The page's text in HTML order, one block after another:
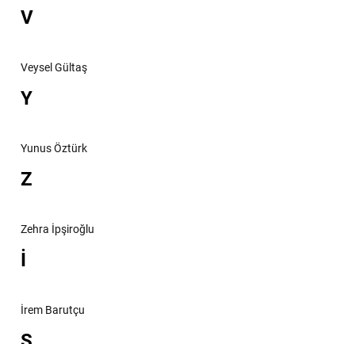
V
Veysel Gültaş
Y
Yunus Öztürk
Z
Zehra İpşiroğlu
İ
İrem Barutçu